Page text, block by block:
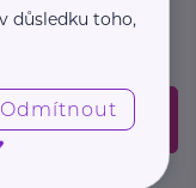
ve vaší e-
Odeslat
důsledku toho,
Odmítnout